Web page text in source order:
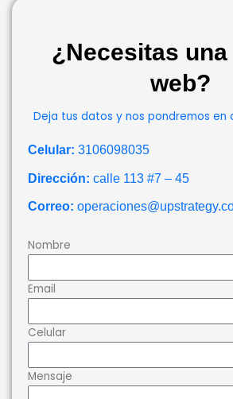
¿Necesitas
web?
Deja tus datos y nos pondremos
Celular: 3106098035
Dirección: calle 113 #7 – 45
Correo:
Nombre
Email
Celular
Mensaje